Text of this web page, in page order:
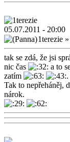
05.07.2011 - 20:00
1terezie »
tak se zdá, že jsi
nic čas
a to
zatím
Tak to nepřeháněj,
nárok.